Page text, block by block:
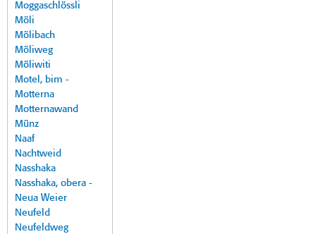
Moggaschlössli
Möli
Mölibach
Möliweg
Möliwiti
Motel, bim -
Motterna
Motternawand
Münz
Naaf
Nachtweid
Nasshaka
Nasshaka, obera -
Neua Weier
Neufeld
Neufeldweg